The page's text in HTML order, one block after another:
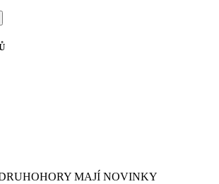
MAJÍ NOVINKY